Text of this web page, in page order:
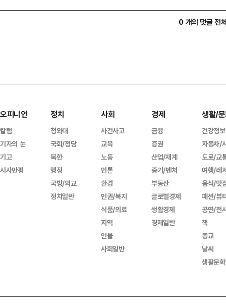
0 개의 댓글 전
오피니언
칼럼
기자의 눈
기고
시사만평
정치
청와대
국회/정당
북한
행정
국방/외교
정치일반
사회
사건사고
교육
노동
언론
환경
인권/복지
식품/의료
지역
인물
사회일반
경제
금융
증권
산업/재계
중기/벤처
부동산
글로벌경제
생활경제
경제일반
생활/
건강정보
자동차/
도로/교
여행/레
음식/맛
패션/뷰
공연/전
책
종교
날씨
생활문